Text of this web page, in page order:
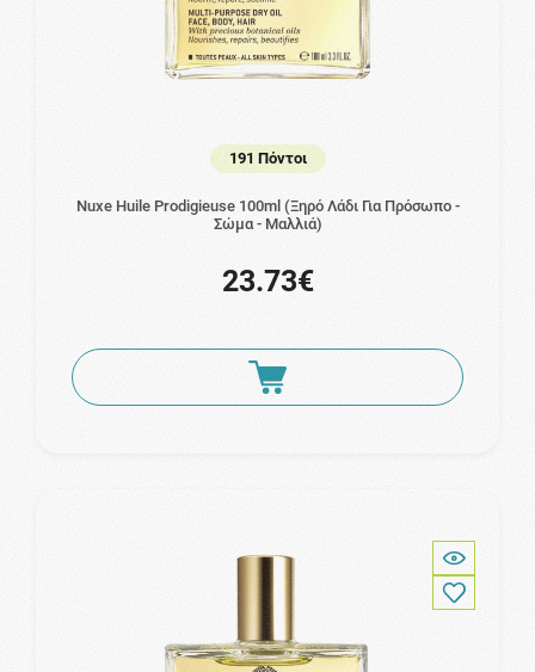
191 Πόντοι
Nuxe Huile Prodigieuse 100ml (Ξηρό Λάδι Για Πρόσωπο -
Σώμα - Μαλλιά)
23.73€